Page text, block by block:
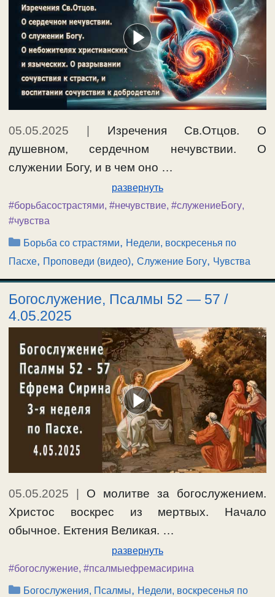
05.05.2025 | Изречения Св.Отцов. О
душевном, сердечном нечувствии. О
служении Богу, и в чем оно …
развернуть
#борьбасострастями, #нечувствие, #служениеБогу,
#чувства
Рубрики
Борьба со страстями, Недели, воскресенья по
Пасхе, Проповеди (видео), Служение Богу, Чувства
Богослужение, Псалмы 52 — 57 /
4.05.2025
05.05.2025 | О молитве за богослужением.
Христос воскрес из мертвых. Начало
обычное. Ектения Великая. …
развернуть
#богослужение, #псалмыефремасирина
Рубрики
Богослужения, Псалмы, Недели, воскресенья по